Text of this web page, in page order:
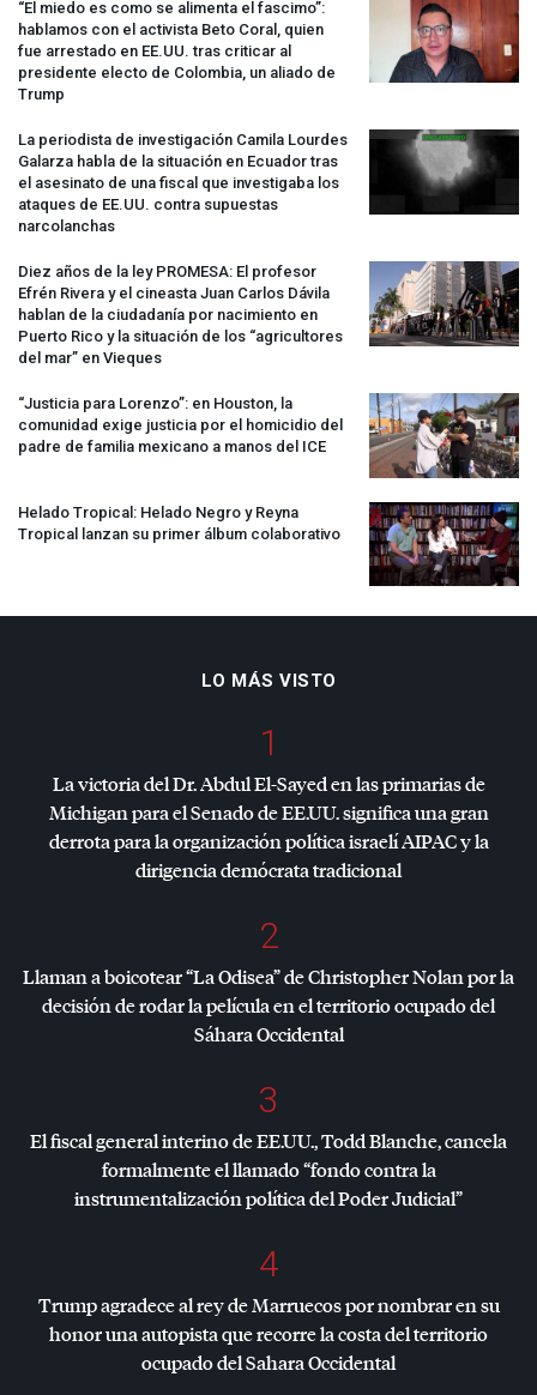
“El miedo es como se alimenta el fascimo”:
hablamos con el activista Beto Coral, quien
fue arrestado en EE.UU. tras criticar al
presidente electo de Colombia, un aliado de
Trump
La periodista de investigación Camila Lourdes
Galarza habla de la situación en Ecuador tras
el asesinato de una fiscal que investigaba los
ataques de EE.UU. contra supuestas
narcolanchas
Diez años de la ley PROMESA: El profesor
Efrén Rivera y el cineasta Juan Carlos Dávila
hablan de la ciudadanía por nacimiento en
Puerto Rico y la situación de los “agricultores
del mar” en Vieques
“Justicia para Lorenzo”: en Houston, la
comunidad exige justicia por el homicidio del
padre de familia mexicano a manos del ICE
Helado Tropical: Helado Negro y Reyna
Tropical lanzan su primer álbum colaborativo
LO MÁS VISTO
1
La victoria del Dr. Abdul El-Sayed en las primarias de
Michigan para el Senado de EE.UU. significa una gran
derrota para la organización política israelíAIPACy la
dirigencia demócrata tradicional
2
Llaman a boicotear “La Odisea” de Christopher Nolan por la
decisión de rodar la película en el territorio ocupado del
Sáhara Occidental
3
El fiscal general interino de EE.UU., Todd Blanche, cancela
formalmente el llamado “fondo contra la
instrumentalización política del Poder Judicial”
4
Trump agradece al rey de Marruecos por nombrar en su
honor una autopista que recorre la costa del territorio
ocupado del Sahara Occidental